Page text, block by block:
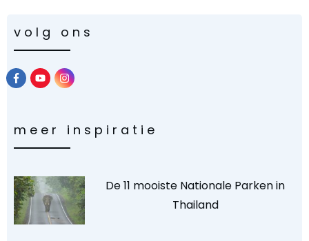
volg ons
meer inspiratie
De 11 mooiste Nationale Parken in
Thailand